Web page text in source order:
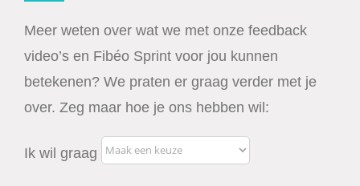
Meer weten over wat we met onze feedback
video’s en Fibéo Sprint voor jou kunnen
betekenen? We praten er graag verder met je
over. Zeg maar hoe je ons hebben wil:
Ik wil graag